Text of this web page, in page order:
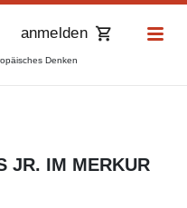
Denken
anmelden
JR. IM MERKUR